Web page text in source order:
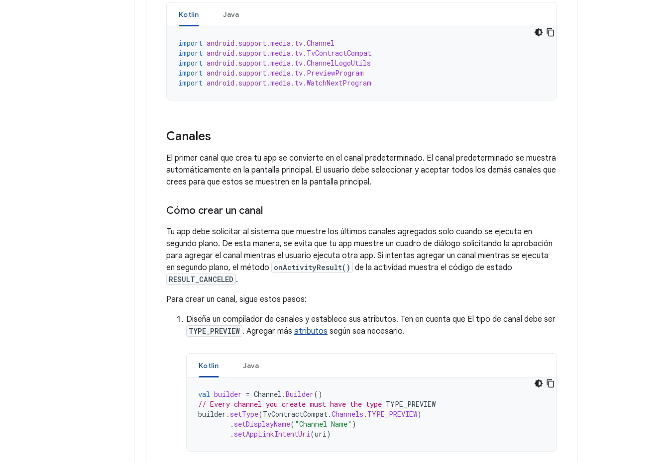
Kotlin Java
import android.support.media.tv.Channel
import android.support.media.tv.TvContractCompat
import android.support.media.tv.ChannelLogoUtils
import android.support.media.tv.PreviewProgram
import android.support.media.tv.WatchNextProgram
Canales
El primer canal que crea tu app se convierte en el canal predeterminado. El canal predeterminado se muestra
automáticamente en la pantalla principal. El usuario debe seleccionar y aceptar todos los demás canales que
crees para que estos se muestren en la pantalla principal.
Cómo crear un canal
Tu app debe solicitar al sistema que muestre los últimos canales agregados solo cuando se ejecuta en
segundo plano. De esta manera, se evita que tu app muestre un cuadro de diálogo solicitando la aprobación
para agregar el canal mientras el usuario ejecuta otra app. Si intentas agregar un canal mientras se ejecuta
en segundo plano, el método onActivityResult() de la actividad muestra el código de estado
RESULT_CANCELED .
Para crear un canal, sigue estos pasos:
Diseña un compilador de canales y establece sus atributos. Ten en cuenta que El tipo de canal debe ser
TYPE_PREVIEW . Agregar más atributos según sea necesario.
Kotlin Java
val builder = Channel .Builder()
// Every channel you create must have the type TYPE_PREVIEW
builder . setType(TvContractCompat .Channels . TYPE_PREVIEW)
. setDisplayName( "Channel Name" )
. setAppLinkIntentUri (uri )